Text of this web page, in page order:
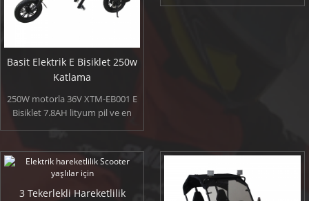
Basit Elektrik E Bisiklet 250w
Katlama
250W motorla 36V XTM-EB001 E
Bisiklet 7.8AH lityum pil ve en
bisiklet Katlama hafif aralığında
35 km ve üst hız 25 km/h. Dahası,
o-ebilmek 120 kg yükleniyor.
3 Tekerlekli Hareketlilik